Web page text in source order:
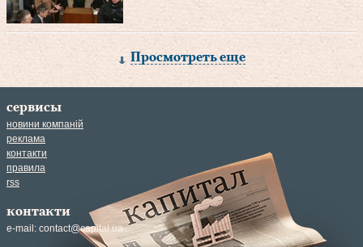
Просмотреть еще
сервисы
новини компаній
реклама
контакти
правила
rss
контакти
e-mail: contact@capital.ua